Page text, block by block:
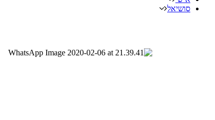
סושיאל